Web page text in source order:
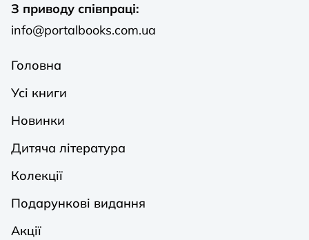
З приводу співпраці:
info@portalbooks.com.ua
Головна
Усі книги
Новинки
Дитяча література
Колекції
Подарункові видання
Акції